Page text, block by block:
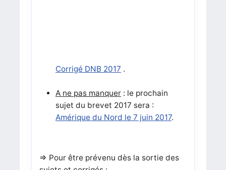
Corrigé DNB 2017 .
A ne pas manquer: le prochain
sujet du brevet 2017 sera :
Amérique du Nord le 7 juin 2017.
=> Pour être prévenu dès la sortie des